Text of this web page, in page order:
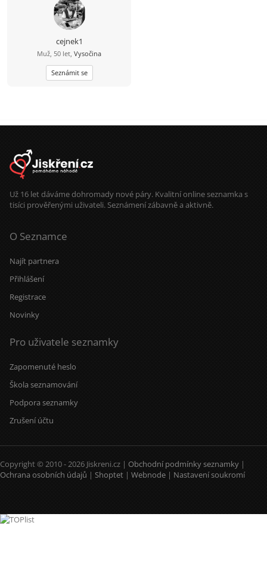
cejnek1
Muž, 50 let, Vysočina
Seznámit se
Už 16 let dáváme dohromady nové páry. Kvalitní online seznamka s
tisíci prověřenými uživateli. Seznámení zábavně a aktivně.
O Seznamce
Najít partnera
Přihlášení
Registrace
Novinky
Pro uživatele seznamky
Zapomenuté heslo
Škola seznamování
Podpora seznamky
Zrušení účtu
Copyright © 2010 - 2026 Jiskreni.cz | Obchodní podmínky seznamky |
Ochrana osobních údajů | Shoptet | Webnode | Nastavení soukromí